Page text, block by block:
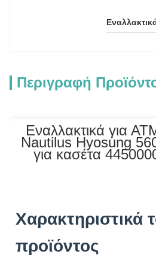
Περιγραφή
Εναλλακτικά για
Nautilus Hyosung
για κασέτα
Χαρακτηριστικά
προϊόντος